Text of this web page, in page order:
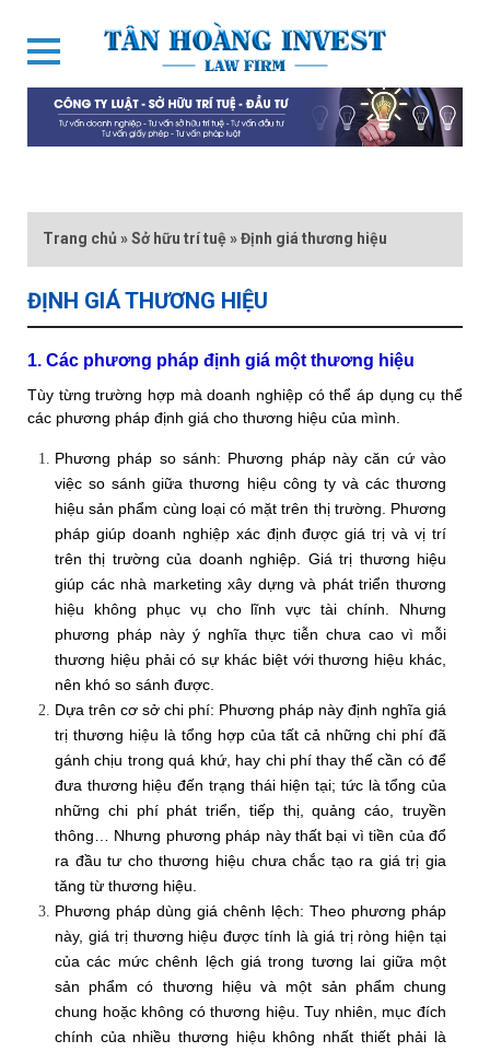
Trang chủ »Sở hữu trí tuệ»Định giá thương hiệu
ĐỊNH GIÁ THƯƠNG HIỆU
1. Các phương pháp định giá một thương hiệu
Tùy từng trường hợp mà doanh nghiệp có thể áp dụng cụ thể
các phương pháp định giá cho thương hiệu của mình.
Phương pháp so sánh: Phương pháp này căn cứ vào
việc so sánh giữa thương hiệu công ty và các thương
hiệu sản phẩm cùng loại có mặt trên thị trường. Phương
pháp giúp doanh nghiệp xác định được giá trị và vị trí
trên thị trường của doanh nghiệp. Giá trị thương hiệu
giúp các nhà marketing xây dựng và phát triển thương
hiệu không phục vụ cho lĩnh vực tài chính. Nhưng
phương pháp này ý nghĩa thực tiễn chưa cao vì mỗi
thương hiệu phải có sự khác biệt với thương hiệu khác,
nên khó so sánh được.
Dựa trên cơ sở chi phí: Phương pháp này định nghĩa giá
trị thương hiệu là tổng hợp của tất cả những chi phí đã
gánh chịu trong quá khứ, hay chi phí thay thế cần có để
đưa thương hiệu đến trạng thái hiện tại; tức là tổng của
những chi phí phát triển, tiếp thị, quảng cáo, truyền
thông… Nhưng phương pháp này thất bại vì tiền của đổ
ra đầu tư cho thương hiệu chưa chắc tạo ra giá trị gia
tăng từ thương hiệu.
Phương pháp dùng giá chênh lệch: Theo phương pháp
này, giá trị thương hiệu được tính là giá trị ròng hiện tại
của các mức chênh lệch giá trong tương lai giữa một
sản phẩm có thương hiệu và một sản phẩm chung
chung hoặc không có thương hiệu. Tuy nhiên, mục đích
chính của nhiều thương hiệu không nhất thiết phải là